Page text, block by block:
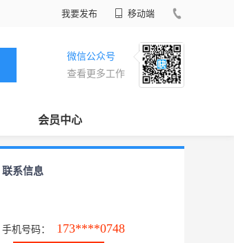
我要发布 移动端
微信公众号
查看更多工作
会员中心
联系信息
手机号码： 173****0748